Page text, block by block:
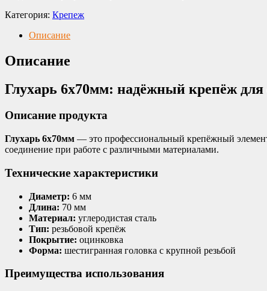
Категория: Крепеж
Описание
Описание
Глухарь 6х70мм: надёжный крепёж
Описание продукта
Глухарь 6х70мм — это профессиональный крепёжный
соединение при работе с различными материалами.
Технические характеристики
Диаметр: 6 мм
Длина: 70 мм
Материал: углеродистая сталь
Тип: резьбовой крепёж
Покрытие: оцинковка
Форма: шестигранная головка с крупной резьбой
Преимущества использования